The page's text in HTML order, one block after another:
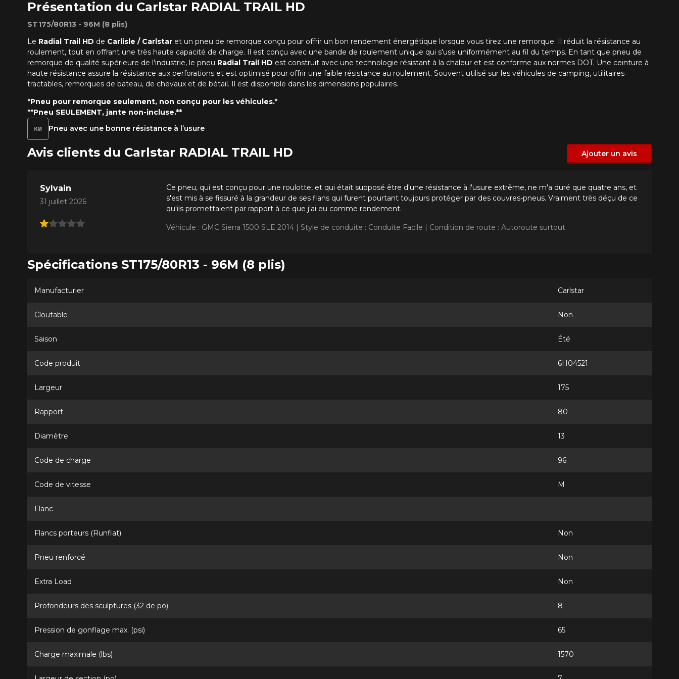
Présentation du Carlstar RADIAL TRAIL HD
ST175/80R13 - 96M (8 plis)
Le Radial Trail HD de Carlisle / Carlstar et un pneu de remorque conçu pour offrir un bon rendement énergétique lorsque vous tirez une remorque. Il réduit la résistance au
roulement, tout en offrant une très haute capacité de charge. Il est conçu avec une bande de roulement unique qui s'use uniformément au fil du temps. En tant que pneu de
remorque de qualité supérieure de l'industrie, le pneu Radial Trail HD est construit avec une technologie résistant à la chaleur et est conforme aux normes DOT. Une ceinture à
haute résistance assure la résistance aux perforations et est optimisé pour offrir une faible résistance au roulement. Souvent utilisé sur les véhicules de camping, utilitaires
tractables, remorques de bateau, de chevaux et de bétail. Il est disponible dans les dimensions populaires.
*Pneu pour remorque seulement, non conçu pour les véhicules.*
**Pneu SEULEMENT, jante non-incluse.**
Pneu avec une bonne résistance à l’usure
Avis clients du Carlstar RADIAL TRAIL HD Ajouter un avis
Sylvain
31 juillet 2026
Ce pneu, qui est conçu pour une roulotte, et qui était supposé être d'une résistance à l'usure extrême, ne m'a duré que quatre ans, et
s'est mis à se fissuré à la grandeur de ses flans qui furent pourtant toujours protéger par des couvres-pneus. Vraiment très déçu de ce
qu'ils promettaient par rapport à ce que j'ai eu comme rendement.
Véhicule : GMC Sierra 1500 SLE 2014 | Style de conduite : Conduite Facile | Condition de route : Autoroute surtout
Spécifications ST175/80R13 - 96M (8 plis)
Manufacturier Carlstar
Cloutable Non
Saison Été
Code produit 6H04521
Largeur 175
Rapport 80
Diamètre 13
Code de charge 96
Code de vitesse M
Flanc
Flancs porteurs (Runflat) Non
Pneu renforcé Non
Extra Load Non
Profondeurs des sculptures (32 de po) 8
Pression de gonflage max. (psi) 65
Charge maximale (lbs) 1570